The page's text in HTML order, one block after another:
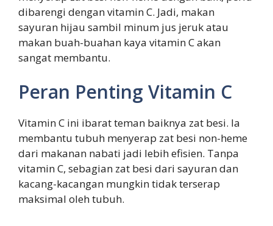
dibarengi dengan vitamin C. Jadi, makan
sayuran hijau sambil minum jus jeruk atau
makan buah-buahan kaya vitamin C akan
sangat membantu.
Peran Penting Vitamin C
Vitamin C ini ibarat teman baiknya zat besi. Ia
membantu tubuh menyerap zat besi non-heme
dari makanan nabati jadi lebih efisien. Tanpa
vitamin C, sebagian zat besi dari sayuran dan
kacang-kacangan mungkin tidak terserap
maksimal oleh tubuh.